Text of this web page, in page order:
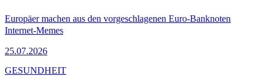
Europäer machen aus den vorgeschlagenen Euro-Banknoten
Internet-Memes
25.07.2026
GESUNDHEIT